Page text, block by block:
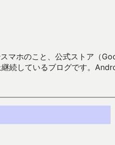
マホのこと、公式ストア（
続しているブログです。